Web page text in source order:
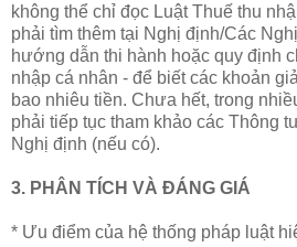
không thể chỉ đọc Luật Thuế thu
phải tìm thêm tại Nghị định/Các
hướng dẫn thi hành hoặc quy định
nhập cá nhân - để biết các khoản
bao nhiêu tiền. Chưa hết, trong
phải tiếp tục tham khảo các Thông
Nghị định (nếu có).
3. PHÂN TÍCH VÀ ĐÁNG GIÁ
* Ưu điểm của hệ thống pháp luật